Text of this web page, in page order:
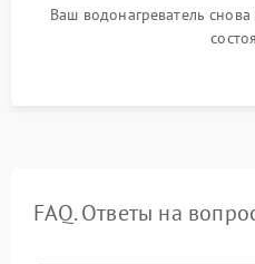
Ваш водонагреватель
FAQ. Ответы на